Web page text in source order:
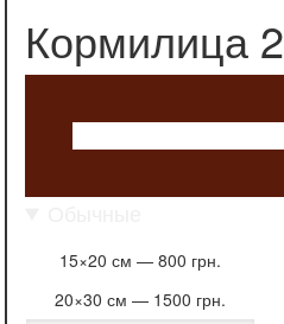
Кормилица 2
15×20 см — 800 грн.
20×30 см — 1500 грн.